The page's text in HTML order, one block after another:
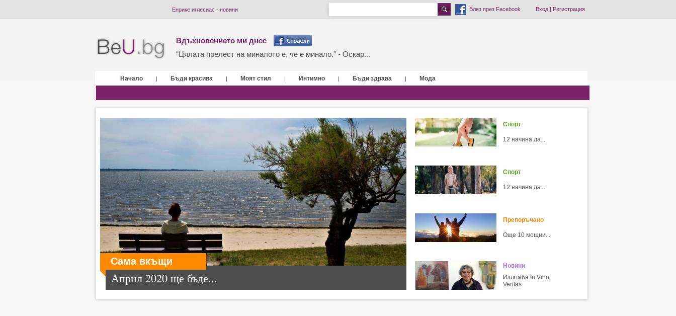
Енрике иглесиас - новини Влез през Facebook Вход| Регистрация
Вдъхновението ми днес
“Цялата прелест на миналото е, че е минало.” - Оскар...
Начало | Бъди красива | Моят стил | Интимно | Бъди здрава | Мода
Сама вкъщи
Април 2020 ще бъде...
Спорт
12 начина да...
Спорт
12 начина да...
Препоръчано
Още 10 мощни...
Новини
Изложба In Vino
Veritas